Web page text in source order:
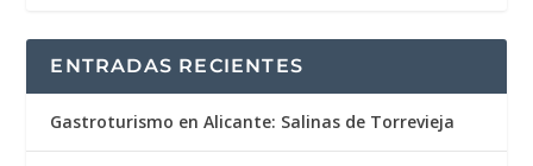
ENTRADAS RECIENTES
Gastroturismo en Alicante: Salinas de Torrevieja